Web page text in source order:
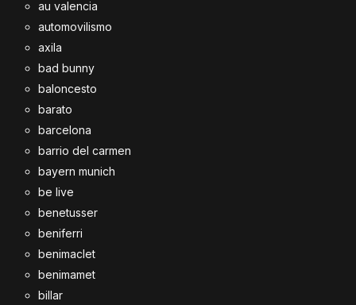
au valencia
automovilismo
axila
bad bunny
baloncesto
barato
barcelona
barrio del carmen
bayern munich
be live
benetusser
beniferri
benimaclet
benimamet
billar